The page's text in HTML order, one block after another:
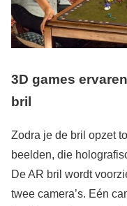
3D games
bril
Zodra je de bril opzet
beelden, die
De AR bril wordt
twee camera’s. Eén